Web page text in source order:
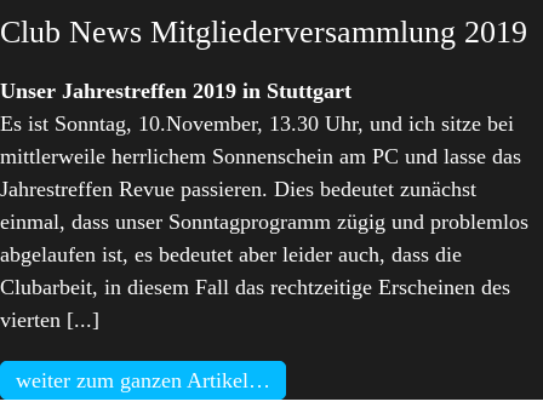
Club News Mitgliederversammlung 2019
Unser Jahrestreffen 2019 in Stuttgart
Es ist Sonntag, 10.November, 13.30 Uhr, und ich sitze bei
mittlerweile herrlichem Sonnenschein am PC und lasse das
Jahrestreffen Revue passieren. Dies bedeutet zunächst
einmal, dass unser Sonntagprogramm zügig und problemlos
abgelaufen ist, es bedeutet aber leider auch, dass die
Clubarbeit, in diesem Fall das rechtzeitige Erscheinen des
vierten [...]
weiter zum ganzen Artikel…